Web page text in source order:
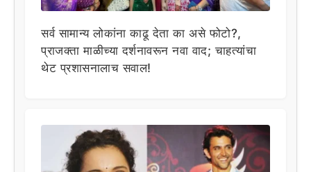
सर्व सामान्य लोकांना काढू देता का असे फोटो?,
प्राजक्ता माळीच्या दर्शनावरून नवा वाद; चाहत्यांचा
थेट प्रशासनालाच सवाल!